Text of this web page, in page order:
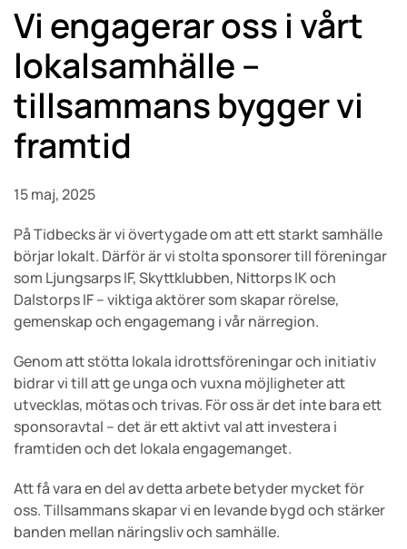
Vi engagerar oss i vårt
lokalsamhälle –
tillsammans bygger vi
framtid
15 maj, 2025
På Tidbecks är vi övertygade om att ett starkt samhälle
börjar lokalt. Därför är vi stolta sponsorer till föreningar
som Ljungsarps IF, Skyttklubben, Nittorps IK och
Dalstorps IF – viktiga aktörer som skapar rörelse,
gemenskap och engagemang i vår närregion.
Genom att stötta lokala idrottsföreningar och initiativ
bidrar vi till att ge unga och vuxna möjligheter att
utvecklas, mötas och trivas. För oss är det inte bara ett
sponsoravtal – det är ett aktivt val att investera i
framtiden och det lokala engagemanget.
Att få vara en del av detta arbete betyder mycket för
oss. Tillsammans skapar vi en levande bygd och stärker
banden mellan näringsliv och samhälle.